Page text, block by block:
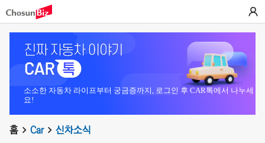
소소한 자동차 라이프부터 궁금증까지, 로그인 후 CAR톡에서 나누세
요!
홈 Car 신차소식